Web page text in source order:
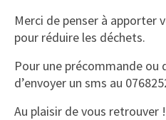
Merci de penser à apporter
pour réduire les déchets.
Pour une précommande ou
d’envoyer un sms au
Au plaisir de vous retrouver !